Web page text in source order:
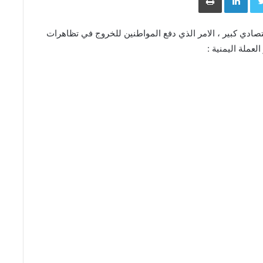
كبير ، الامر الذي دفع المواطنين للخروج في تظاهرات
اليمنية :